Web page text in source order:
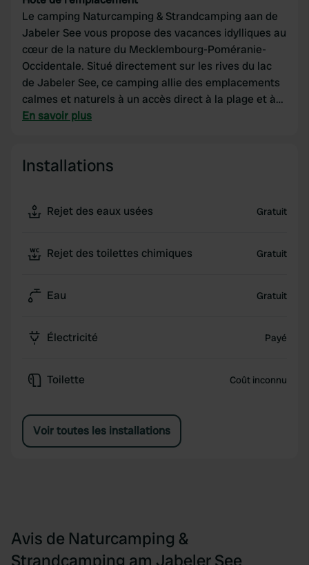
Le camping Naturcamping & Strandcamping aan de
Jabeler See vous propose des vacances idylliques au
cœur de la nature du Mecklembourg-Poméranie-
Occidentale. Situé directement sur les rives du lac
de Jabeler See, ce camping allie des emplacements
calmes et naturels à un accès direct à la plage et à
diverses activités nautiques. Idéal pour les
dépenser dans un cadre lacustre exceptionnel.
En savoir plus
Installations
Rejet des eaux usées Gratuit
Rejet des toilettes chimiques Gratuit
Eau Gratuit
Électricité Payé
Toilette Coût inconnu
Voir toutes les installations
Avis de Naturcamping &
Strandcamping am Jabeler See